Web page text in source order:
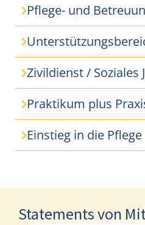
Pflege- und
Zivildienst / Soziales
Praktikum plus
Einstieg in die Pflege
Statements von